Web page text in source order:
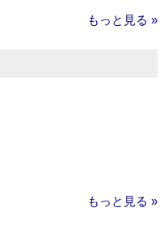
もっと見る »
もっと見る »